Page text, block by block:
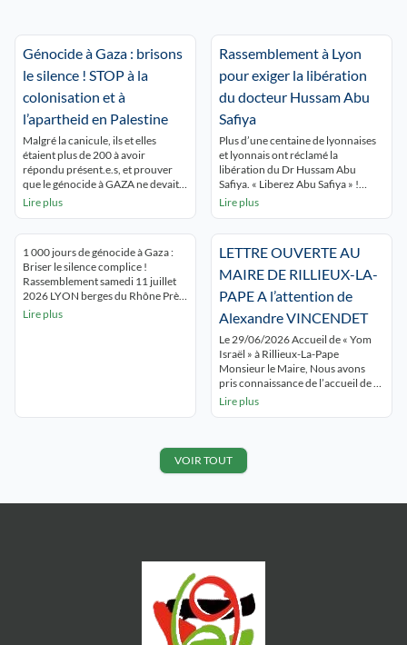
Génocide à Gaza : brisons
le silence ! STOP à la
colonisation et à
l’apartheid en Palestine
Malgré la canicule, ils et elles
étaient plus de 200 à avoir
répondu présent.e.s, et prouver
que le génocide à GAZA ne devait
pas être oublié ! Ils et elles
voulaient aussi dénoncer de
Enfin, ils se sont montré solidaires
des militants réprimés pour leur
soutien au peuple […]
Lire plus
Rassemblement à Lyon
pour exiger la libération
du docteur Hussam Abu
Safiya
Plus d’une centaine de lyonnaises
et lyonnais ont réclamé la
libération du Dr Hussam Abu
Safiya. « Liberez Abu Safiya » !
« Gaza Gaza Lyon est avec toi » ! Le
rassemblement s’est tenu devant
d’honneur. Les intervenants, dont
une soignante ont réclamé […]
Lire plus
1 000 jours de génocide à Gaza :
Briser le silence complice !
Rassemblement samedi 11 juillet
2026 LYON berges du Rhône Près
de 500 lyonnais.es ont tenu à
briser le silence qui entoure le
Lire plus
LETTRE OUVERTE AU
MAIRE DE RILLIEUX-LA-
PAPE A l’attention de
Alexandre VINCENDET
Le 29/06/2026 Accueil de « Yom
Israël » à Rillieux-La-Pape
Monsieur le Maire, Nous avons
pris connaissance de l’accueil de «
Yom Israël » initialement prévue le
28 juin dernier à Rillieux la Pape,
canicule, cet événement, faisant la
promotion d’Israël, a […]
Lire plus
VOIR TOUT